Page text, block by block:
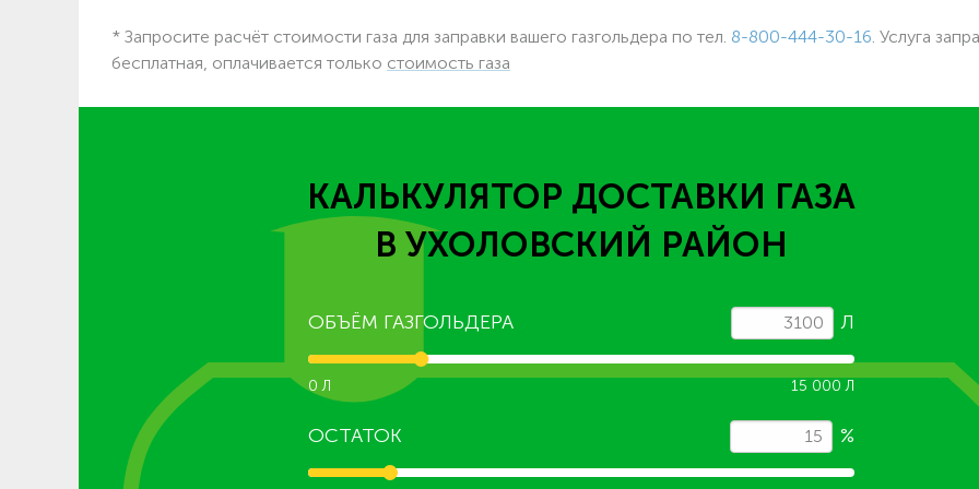
* Запросите расчёт стоимости газа для заправки вашего газгольдера по тел. 8-800-444-30-16 . Услуга
бесплатная, оплачивается только стоимость газа
КАЛЬКУЛЯТОР ДОСТАВКИ ГАЗА
В УХОЛОВСКИЙ РАЙОН
ОБЪЁМ ГАЗГОЛЬДЕРА Л
0 Л 15 000 Л
ОСТАТОК %